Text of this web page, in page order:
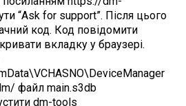
“Ask for support”. Після цього
код. Код повідомити
вкладку у браузері.
файл main.s3db
dm-tools